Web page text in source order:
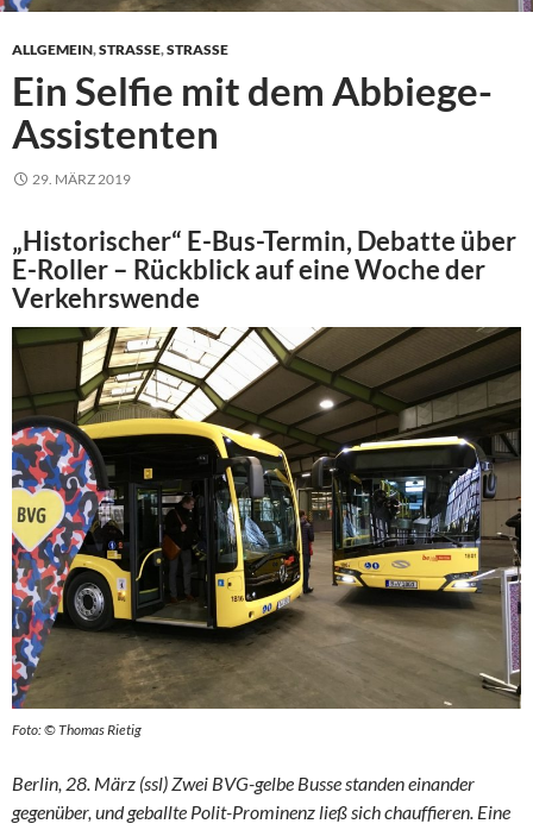
ALLGEMEIN,STRASSE,STRASSE
Ein Selfie mit dem Abbiege-
Assistenten
29. MÄRZ 2019
„Historischer“ E-Bus-Termin, Debatte über
E-Roller – Rückblick auf eine Woche der
Verkehrswende
Foto: © Thomas Rietig
Berlin, 28. März (ssl) Zwei BVG-gelbe Busse standen einander
gegenüber, und geballte Polit-Prominenz ließ sich chauffieren. Eine